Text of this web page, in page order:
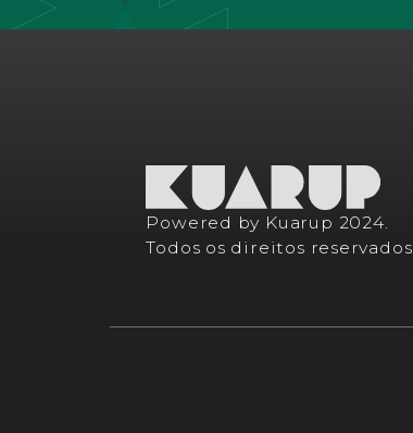
Powered by Kuarup 2024.
Todos os direitos reservados.